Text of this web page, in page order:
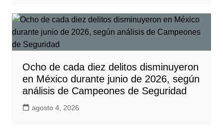
Ocho de cada diez delitos disminuyeron
en México durante junio de 2026, según
análisis de Campeones de Seguridad
agosto 4, 2026